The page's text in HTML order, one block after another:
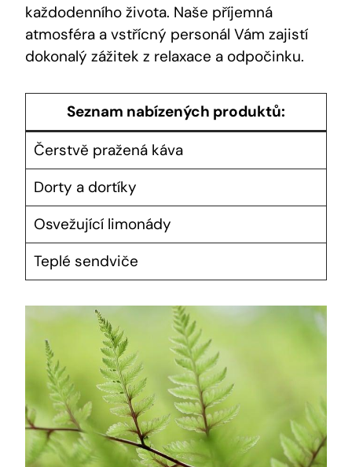
každodenního života. Naše příjemná
atmosféra a vstřícný personál Vám zajistí
dokonalý zážitek z relaxace a odpočinku.
Seznam nabízených produktů:
Čerstvě pražená káva
Dorty a dortíky
Osvežující limonády
Teplé sendviče